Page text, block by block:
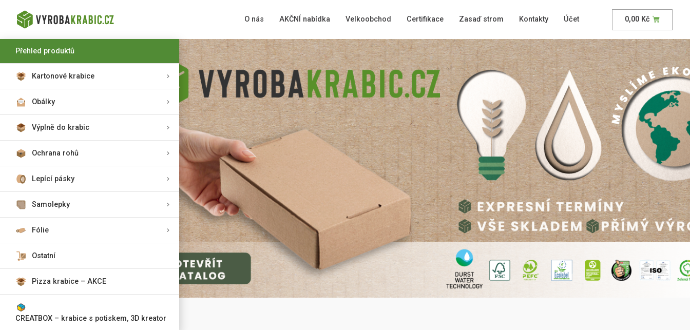
O nás AKČNÍ nabídka Velkoobchod Certifikace Zasaď strom Kontakty Účet 0,00 Kč
Přehled produktů
Kartonové krabice
Obálky
Výplně do krabic
Ochrana rohů
Lepící pásky
Samolepky
Fólie
Ostatní
Pizza krabice – AKCE
CREATBOX – krabice s potiskem, 3D kreator